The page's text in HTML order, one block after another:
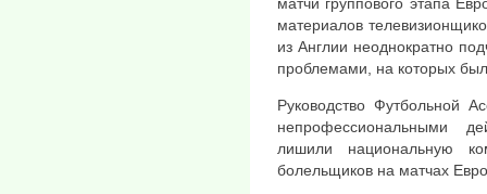
материалов
из Англии неоднократно
проблемами, на которых
Руководство Футбольной
непрофессиональными
лишили национальную
болельщиков на матчах